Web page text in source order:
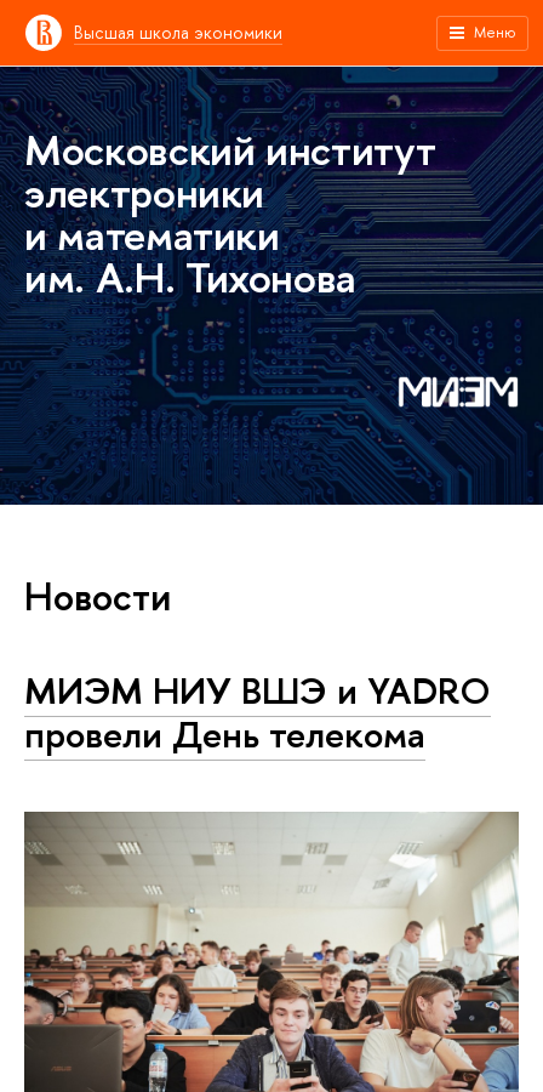
Высшая школа экономики Меню
Московский институт
электроники
и математики
им. А.Н. Тихонова
Новости
МИЭМ НИУ ВШЭ и YADRO
провели День телекома